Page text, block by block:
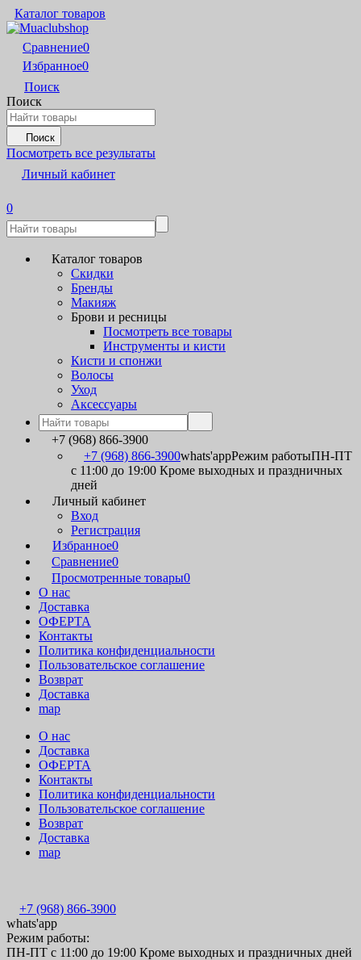
Каталог товаров
Сравнение0
Избранное0
Поиск
Поиск
Поиск
Посмотреть все результаты
Личный кабинет
0
Каталог товаров
Скидки
Бренды
Макияж
Брови и ресницы
Посмотреть все товары
Инструменты и кисти
Кисти и спонжи
Волосы
Уход
Аксессуары
+7 (968) 866-3900
+7 (968) 866-3900whats'appРежим работыПН-ПТ
с 11:00 до 19:00 Кроме выходных и праздничных
дней
Личный кабинет
Вход
Регистрация
Избранное0
Сравнение0
Просмотренные товары0
О нас
Доставка
ОФЕРТА
Контакты
Политика конфиденциальности
Пользовательское соглашение
Возврат
Доставка
map
О нас
Доставка
ОФЕРТА
Контакты
Политика конфиденциальности
Пользовательское соглашение
Возврат
Доставка
map
+7 (968) 866-3900
whats'app
Режим работы:
ПН-ПТ с 11:00 до 19:00 Кроме выходных и праздничных дней